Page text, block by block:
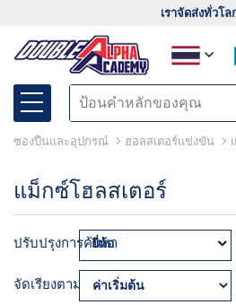
เราจัดส่งทั่วโล
ซองปืนและอุปกรณ์ ฮอลสเตอร์แข่งขัน
แม็กซ์โฮลสเตอร์
ปรับปรุงการค้นหา
ยี่ห้อ
จัดเรียงตาม: